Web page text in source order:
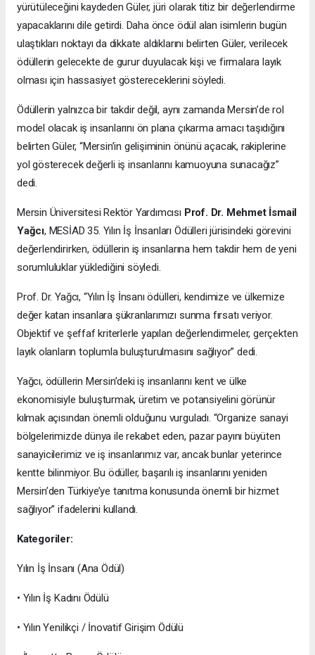
yürütüleceğini kaydeden Güler, jüri olarak titiz bir değerlendirme
yapacaklarını dile getirdi. Daha önce ödül alan isimlerin bugün
ulaştıkları noktayı da dikkate aldıklarını belirten Güler, verilecek
ödüllerin gelecekte de gurur duyulacak kişi ve firmalara layık
olması için hassasiyet göstereceklerini söyledi.
Ödüllerin yalnızca bir takdir değil, aynı zamanda Mersin’de rol
model olacak iş insanlarını ön plana çıkarma amacı taşıdığını
belirten Güler, “Mersin’in gelişiminin önünü açacak, rakiplerine
yol gösterecek değerli iş insanlarını kamuoyuna sunacağız”
dedi.
Mersin Üniversitesi Rektör Yardımcısı Prof. Dr. Mehmet İsmail
Yağcı, MESİAD 35. Yılın İş İnsanları Ödülleri jürisindeki görevini
değerlendirirken, ödüllerin iş insanlarına hem takdir hem de yeni
sorumluluklar yüklediğini söyledi.
Prof. Dr. Yağcı, “Yılın İş İnsanı ödülleri, kendimize ve ülkemize
değer katan insanlara şükranlarımızı sunma fırsatı veriyor.
Objektif ve şeffaf kriterlerle yapılan değerlendirmeler, gerçekten
layık olanların toplumla buluşturulmasını sağlıyor” dedi.
Yağcı, ödüllerin Mersin’deki iş insanlarını kent ve ülke
ekonomisiyle buluşturmak, üretim ve potansiyelini görünür
kılmak açısından önemli olduğunu vurguladı. “Organize sanayi
bölgelerimizde dünya ile rekabet eden, pazar payını büyüten
sanayicilerimiz ve iş insanlarımız var, ancak bunlar yeterince
kentte bilinmiyor. Bu ödüller, başarılı iş insanlarını yeniden
Mersin’den Türkiye’ye tanıtma konusunda önemli bir hizmet
sağlıyor” ifadelerini kullandı.
Kategoriler:
Yılın İş İnsanı (Ana Ödül)
• Yılın İş Kadını Ödülü
• Yılın Yenilikçi / İnovatif Girişim Ödülü